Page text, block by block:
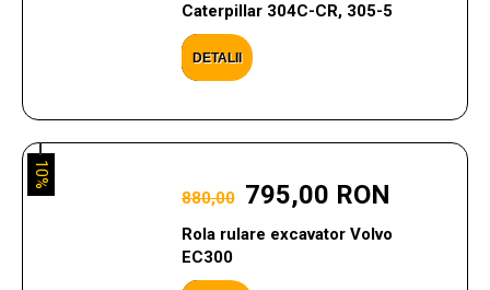
Caterpillar 304C-CR, 305-5
DETALII
880,00 795,00 RON
Rola rulare excavator Volvo
EC300
10%